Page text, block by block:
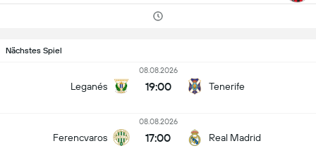
Nächstes Spiel
Leganés
08.08.2026
19:00 Tenerife
Ferencvaros
08.08.2026
17:00 Real Madrid